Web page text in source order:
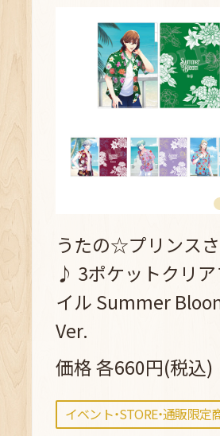
うたの☆プリンス
♪ 3ポケットクリア
イル Summer
Ver.
価格 各660円(税込)
イベント・STORE・通販限定